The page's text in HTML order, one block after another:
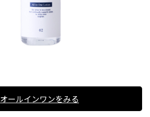
オールインワンをみる